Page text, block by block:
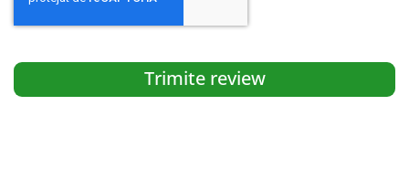
Trimite review